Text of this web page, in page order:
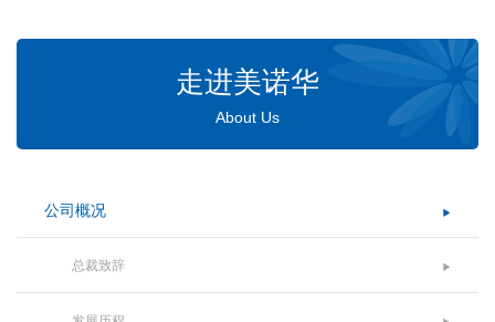
走进美诺华
About Us
公司概况
总裁致辞